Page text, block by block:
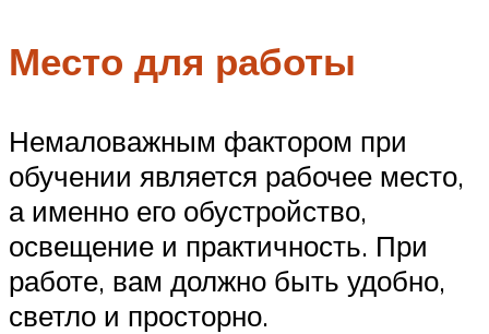
Место для работы
Немаловажным фактором при
обучении является рабочее место,
а именно его обустройство,
освещение и практичность. При
работе, вам должно быть удобно,
светло и просторно.